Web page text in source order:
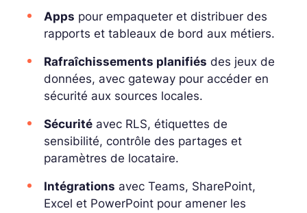
Apps pour empaqueter et distribuer des
rapports et tableaux de bord aux métiers.
Rafraîchissements planifiés des jeux de
données, avec gateway pour accéder en
sécurité aux sources locales.
Sécurité avec RLS, étiquettes de
sensibilité, contrôle des partages et
paramètres de locataire.
Intégrations avec Teams, SharePoint,
Excel et PowerPoint pour amener les